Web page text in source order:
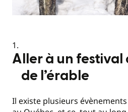
Aller à un festival
de l’érable
Il existe plusieurs